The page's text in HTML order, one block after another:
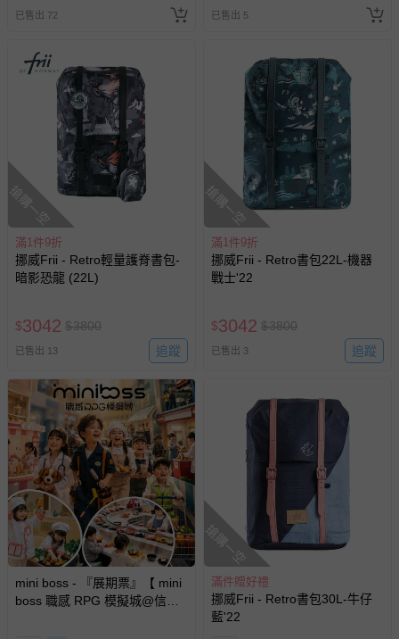
已售出 72 已售出 5
搶購一空
滿1件9折
挪威Frii - Retro輕量護脊書包-
暗影恐龍 (22L)
$3042 $3800
已售出 13 追蹤
搶購一空
滿1件9折
挪威Frii - Retro書包22L-機器
戰士'22
$3042 $3800
已售出 3 追蹤
mini boss - 『展期票』【 mini
boss 職感 RPG 模擬城@信義
搶購一空
滿件贈好禮
挪威Frii - Retro書包30L-牛仔
藍'22